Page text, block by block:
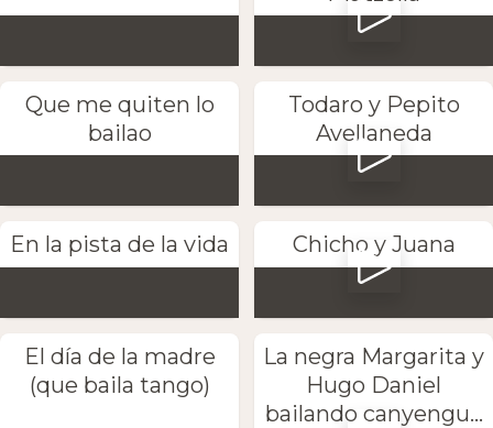
Que me quiten lo
bailao
Todaro y Pepito
Avellaneda
En la pista de la vida Chicho y Juana
El día de la madre
(que baila tango)
La negra Margarita y
Hugo Daniel
bailando canyengu...